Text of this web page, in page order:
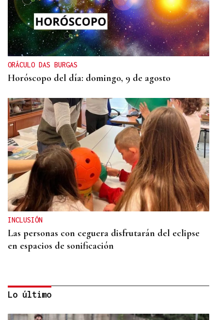
ORÁCULO DAS BURGAS
Horóscopo del día: domingo, 9 de agosto
INCLUSIÓN
Las personas con ceguera disfrutarán del eclipse
en espacios de sonificación
Lo último